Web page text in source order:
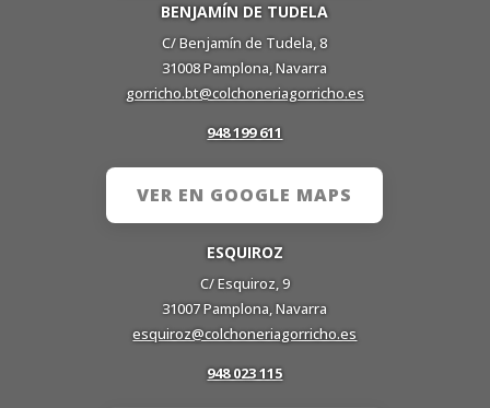
BENJAMÍN DE TUDELA
C/ Benjamín de Tudela, 8
31008 Pamplona, Navarra
gorricho.bt@colchoneriagorricho.es
948 199 611
VER EN GOOGLE MAPS
ESQUIROZ
C/ Esquiroz, 9
31007 Pamplona, Navarra
esquiroz@colchoneriagorricho.es
948 023 115